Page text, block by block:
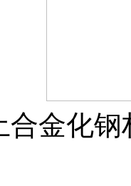
合金化